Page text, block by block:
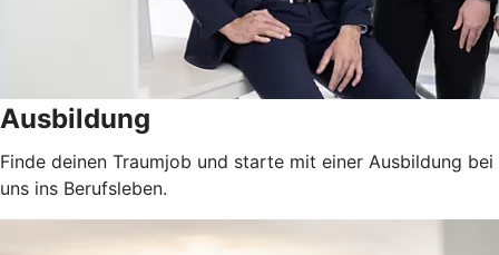
Ausbildung
Finde deinen Traumjob und starte mit einer Ausbildung bei
uns ins Berufsleben.